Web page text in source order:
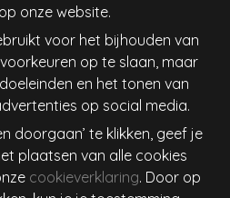
Magyarország
New Zealand
Polska
Singapore
onze website.
voor het bijhouden van
op te slaan, maar
en het tonen van
op social media.
doorgaan’ te klikken, geef je
plaatsen van alle cookies
cookieverklaring. Door op